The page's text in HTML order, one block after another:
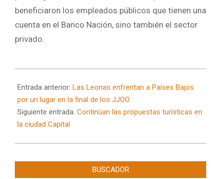
beneficiaron los empleados públicos que tienen una
cuenta en el Banco Nación, sino también el sector
privado.
08-
07
Entrada anterior: Las Leonas enfrentan a Países Bajos
por un lugar en la final de los JJOO
Siguiente entrada: Continúan las propuestas turísticas en
la ciudad Capital
BUSCADOR